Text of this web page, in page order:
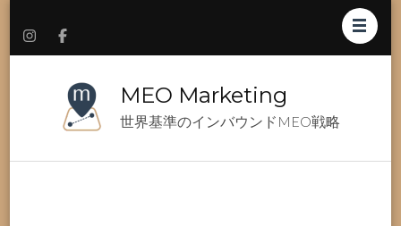
MEO Marketing
世界基準のインバウンドMEO戦略